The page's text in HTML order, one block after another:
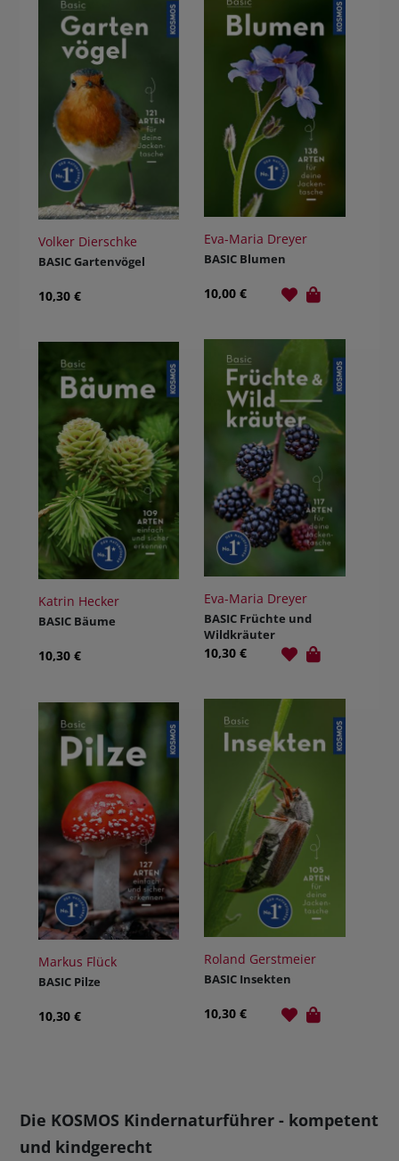
Volker Dierschke
BASIC Gartenvögel
10,30 €
Eva-Maria Dreyer
BASIC Blumen
10,00 €
Katrin Hecker
BASIC Bäume
10,30 €
Eva-Maria Dreyer
BASIC Früchte und
Wildkräuter
10,30 €
Markus Flück
BASIC Pilze
10,30 €
Roland Gerstmeier
BASIC Insekten
10,30 €
Die KOSMOS Kindernaturführer - kompetent
und kindgerecht